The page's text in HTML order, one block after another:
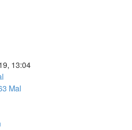
13:04
Mal